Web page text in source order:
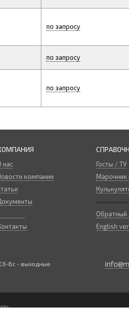
по запросу
по запросу
по запросу
нас
компании
Госты / ТУ
Марочник
Обратный
English
Вс - выходные